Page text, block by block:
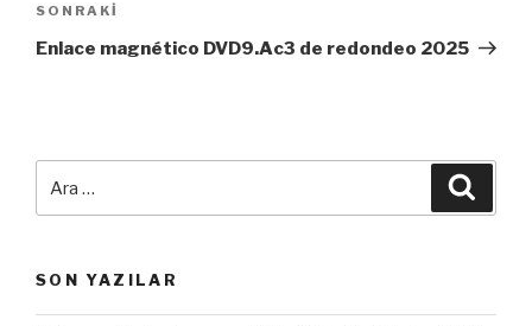
Sonraki
Yazı
SONRAKI
Enlace magnético DVD9.Ac3 de redondeo 2025
SON YAZILAR